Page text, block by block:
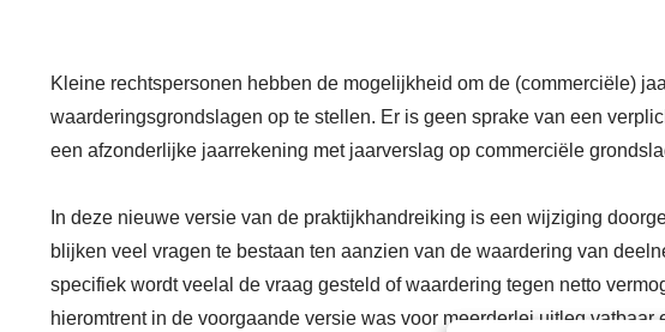
Kleine rechtspersonen hebben de mogelijkheid om de (commerciële)
waarderingsgrondslagen op te stellen. Er is geen sprake van een
een afzonderlijke jaarrekening met jaarverslag op commerciële
In deze nieuwe versie van de praktijkhandreiking is een wijziging
blijken veel vragen te bestaan ten aanzien van de waardering van
specifiek wordt veelal de vraag gesteld of waardering tegen netto
hieromtrent in de voorgaande versie was voor meerderlei uitleg vatbaar